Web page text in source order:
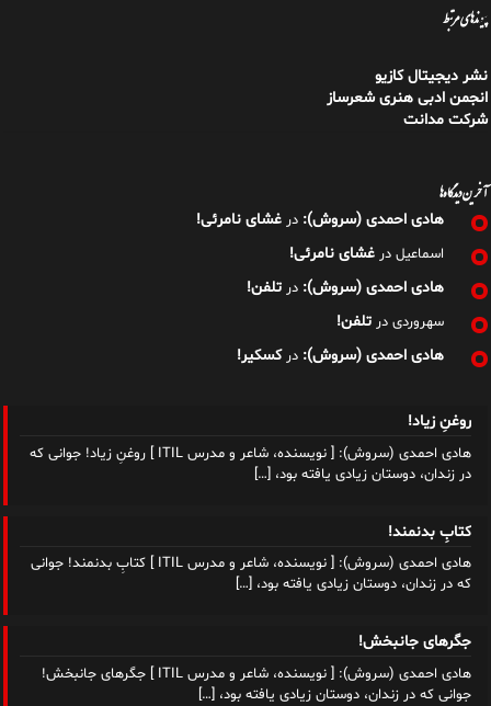
پیوندهای مرتبط
نشر دیجیتال کازیو
انجمن ادبی هنری شعرساز
شرکت مدانت
آخرین دیدگاه‌ها
هادی احمدی (سروش): در غشای نامرئی!
اسماعیل در غشای نامرئی!
هادی احمدی (سروش): در تلفن!
سهروردی در تلفن!
هادی احمدی (سروش): درکسکیر!
روغنِ زیاد!
هادی احمدی (سروش): [ نویسنده، شاعر و مدرس ITIL ] روغنِ زیاد! جوانی که
در زندان، دوستان زیادی یافته بود، […]
کتابِ بدنمند!
هادی احمدی (سروش): [ نویسنده، شاعر و مدرس ITIL ] کتابِ بدنمند! جوانی
که در زندان، دوستان زیادی یافته بود، […]
جگرهای جانبخش!
هادی احمدی (سروش): [ نویسنده، شاعر و مدرس ITIL ] جگرهای جانبخش!
جوانی که در زندان، دوستان زیادی یافته بود، […]